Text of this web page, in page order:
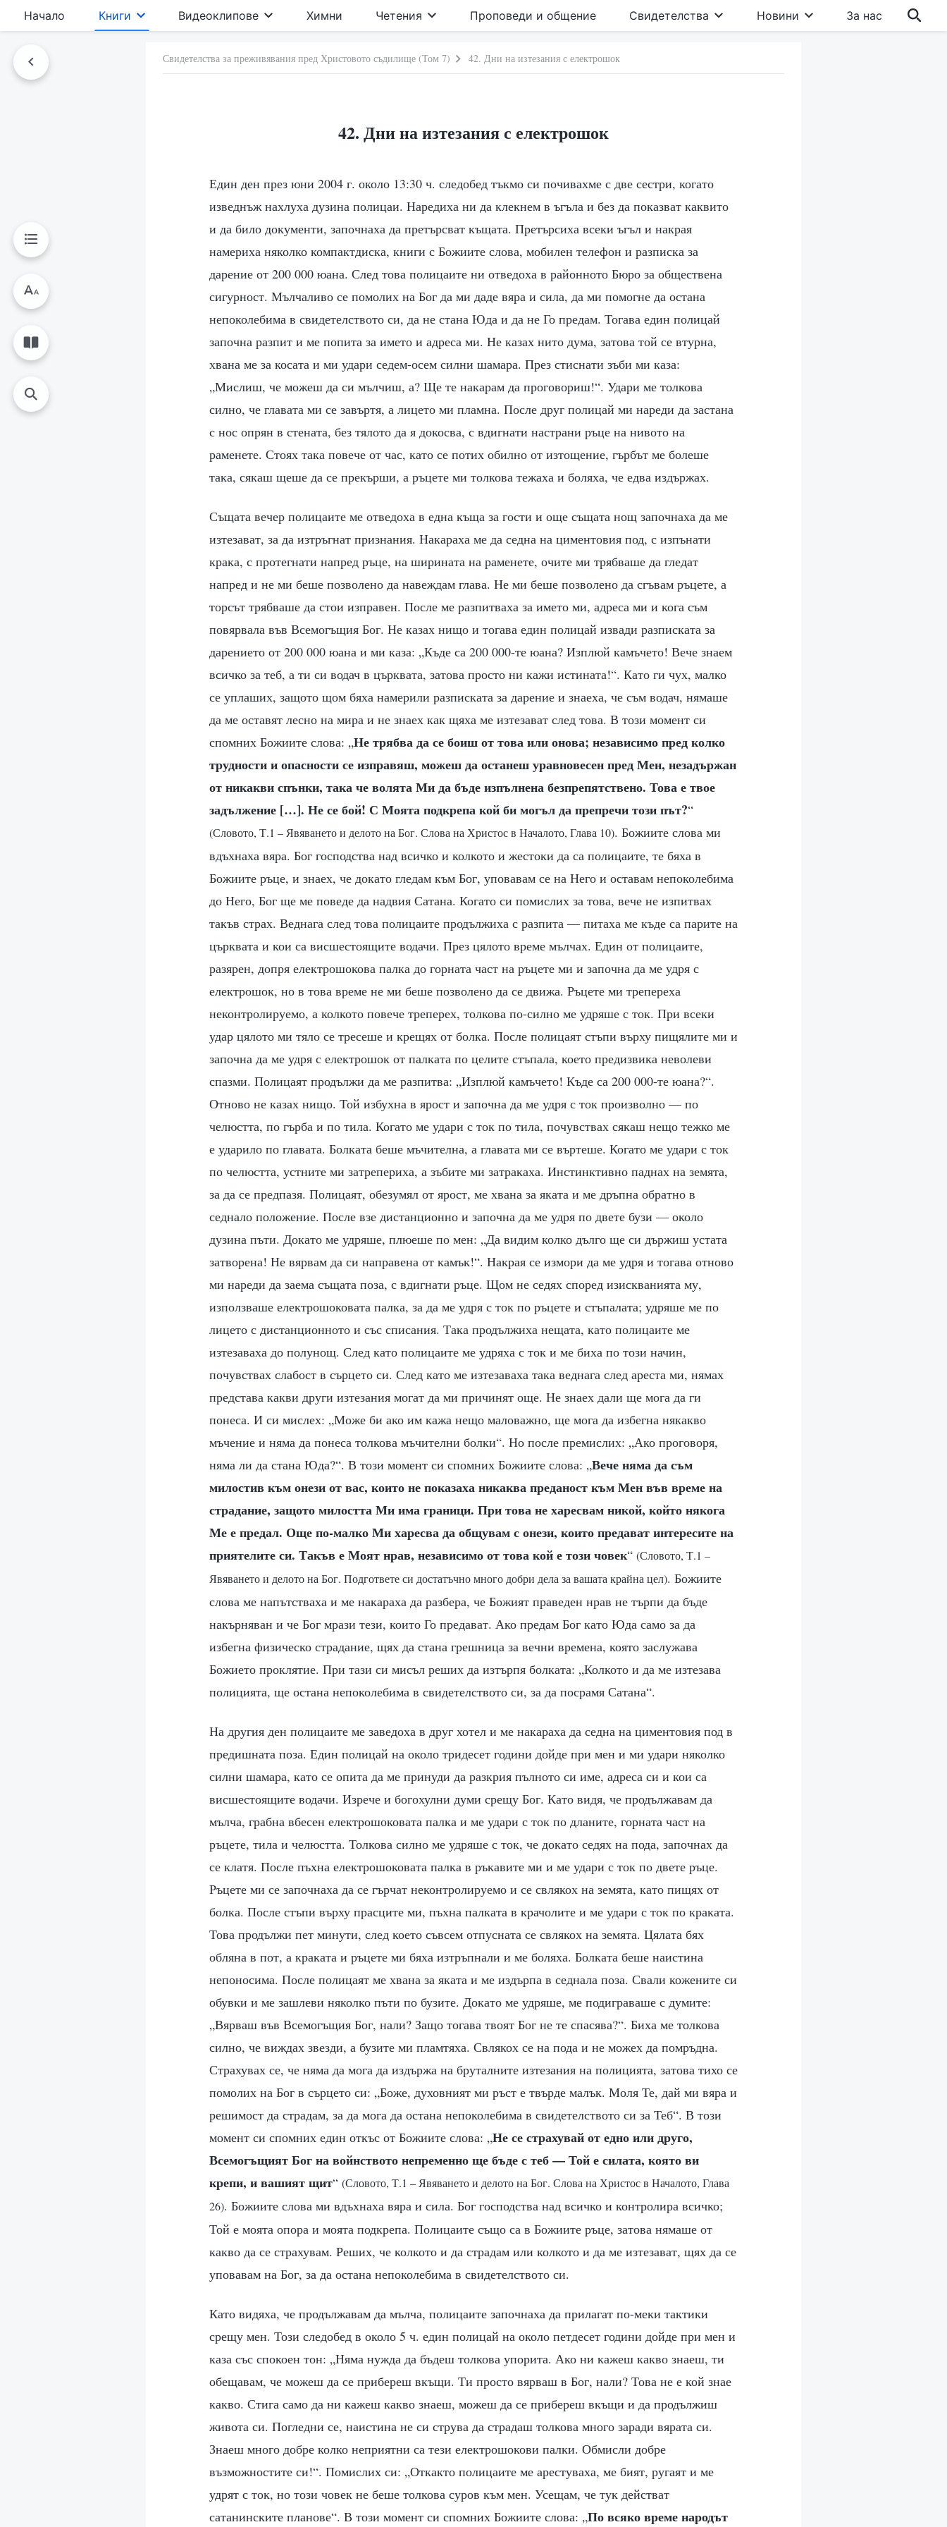
Начало Книги Видеоклипове Химни Четения Проповеди и общение Свидетелства Новини За нас
Свидетелства за преживявания пред Христовото съдилище (Том 7) 42. Дни на изтезания с електрошок
42. Дни на изтезания с електрошок
Един ден през юни 2004 г. около 13:30 ч. следобед тъкмо си почивахме с две сестри, когато
изведнъж нахлуха дузина полицаи. Наредиха ни да клекнем в ъгъла и без да показват каквито
и да било документи, започнаха да претърсват къщата. Претърсиха всеки ъгъл и накрая
намериха няколко компактдиска, книги с Божиите слова, мобилен телефон и разписка за
дарение от 200 000 юана. След това полицаите ни отведоха в районното Бюро за обществена
сигурност. Мълчаливо се помолих на Бог да ми даде вяра и сила, да ми помогне да остана
непоколебима в свидетелството си, да не стана Юда и да не Го предам. Тогава един полицай
започна разпит и ме попита за името и адреса ми. Не казах нито дума, затова той се втурна,
хвана ме за косата и ми удари седем-осем силни шамара. През стиснати зъби ми каза:
„Мислиш, че можеш да си мълчиш, а? Ще те накарам да проговориш!“. Удари ме толкова
силно, че главата ми се завъртя, а лицето ми пламна. После друг полицай ми нареди да застана
с нос опрян в стената, без тялото да я докосва, с вдигнати настрани ръце на нивото на
раменете. Стоях така повече от час, като се потих обилно от изтощение, гърбът ме болеше
така, сякаш щеше да се прекърши, а ръцете ми толкова тежаха и боляха, че едва издържах.
Същата вечер полицаите ме отведоха в една къща за гости и още същата нощ започнаха да ме
изтезават, за да изтръгнат признания. Накараха ме да седна на циментовия под, с изпънати
крака, с протегнати напред ръце, на ширината на раменете, очите ми трябваше да гледат
напред и не ми беше позволено да навеждам глава. Не ми беше позволено да сгъвам ръцете, а
торсът трябваше да стои изправен. После ме разпитваха за името ми, адреса ми и кога съм
повярвала във Всемогъщия Бог. Не казах нищо и тогава един полицай извади разписката за
дарението от 200 000 юана и ми каза: „Къде са 200 000-те юана? Изплюй камъчето! Вече знаем
всичко за теб, а ти си водач в църквата, затова просто ни кажи истината!“. Като ги чух, малко
се уплаших, защото щом бяха намерили разписката за дарение и знаеха, че съм водач, нямаше
да ме оставят лесно на мира и не знаех как щяха ме изтезават след това. В този момент си
спомних Божиите слова: „Не трябва да се боиш от това или онова; независимо пред колко
трудности и опасности се изправяш, можеш да останеш уравновесен пред Мен, незадържан
от никакви спънки, така че волята Ми да бъде изпълнена безпрепятствено. Това е твое
задължение […]. Не се бой! С Моята подкрепа кой би могъл да препречи този път?“
(Словото, Т.1 – Явяването и делото на Бог. Слова на Христос в Началото, Глава 10). Божиите слова ми
вдъхнаха вяра. Бог господства над всичко и колкото и жестоки да са полицаите, те бяха в
Божиите ръце, и знаех, че докато гледам към Бог, уповавам се на Него и оставам непоколебима
до Него, Бог ще ме поведе да надвия Сатана. Когато си помислих за това, вече не изпитвах
такъв страх. Веднага след това полицаите продължиха с разпита — питаха ме къде са парите на
църквата и кои са висшестоящите водачи. През цялото време мълчах. Един от полицаите,
разярен, допря електрошокова палка до горната част на ръцете ми и започна да ме удря с
електрошок, но в това време не ми беше позволено да се движа. Ръцете ми трепереха
неконтролируемо, а колкото повече треперех, толкова по-силно ме удряше с ток. При всеки
удар цялото ми тяло се тресеше и крещях от болка. После полицаят стъпи върху пищялите ми и
започна да ме удря с електрошок от палката по целите стъпала, което предизвика неволеви
спазми. Полицаят продължи да ме разпитва: „Изплюй камъчето! Къде са 200 000-те юана?“.
Отново не казах нищо. Той избухна в ярост и започна да ме удря с ток произволно — по
челюстта, по гърба и по тила. Когато ме удари с ток по тила, почувствах сякаш нещо тежко ме
е ударило по главата. Болката беше мъчителна, а главата ми се въртеше. Когато ме удари с ток
по челюстта, устните ми затрепериха, а зъбите ми затракаха. Инстинктивно паднах на земята,
за да се предпазя. Полицаят, обезумял от ярост, ме хвана за яката и ме дръпна обратно в
седнало положение. После взе дистанционно и започна да ме удря по двете бузи — около
дузина пъти. Докато ме удряше, плюеше по мен: „Да видим колко дълго ще си държиш устата
затворена! Не вярвам да си направена от камък!“. Накрая се измори да ме удря и тогава отново
ми нареди да заема същата поза, с вдигнати ръце. Щом не седях според изискванията му,
използваше електрошоковата палка, за да ме удря с ток по ръцете и стъпалата; удряше ме по
лицето с дистанционното и със списания. Така продължиха нещата, като полицаите ме
изтезаваха до полунощ. След като полицаите ме удряха с ток и ме биха по този начин,
почувствах слабост в сърцето си. След като ме изтезаваха така веднага след ареста ми, нямах
представа какви други изтезания могат да ми причинят още. Не знаех дали ще мога да ги
понеса. И си мислех: „Може би ако им кажа нещо маловажно, ще мога да избегна някакво
мъчение и няма да понеса толкова мъчителни болки“. Но после премислих: „Ако проговоря,
няма ли да стана Юда?“. В този момент си спомних Божиите слова: „Вече няма да съм
милостив към онези от вас, които не показаха никаква преданост към Мен във време на
страдание, защото милостта Ми има граници. При това не харесвам никой, който някога
Ме е предал. Още по-малко Ми харесва да общувам с онези, които предават интересите на
приятелите си. Такъв е Моят нрав, независимо от това кой е този човек“ (Словото, Т.1 –
Явяването и делото на Бог. Подгответе си достатъчно много добри дела за вашата крайна цел). Божиите
слова ме напътстваха и ме накараха да разбера, че Божият праведен нрав не търпи да бъде
накърняван и че Бог мрази тези, които Го предават. Ако предам Бог като Юда само за да
избегна физическо страдание, щях да стана грешница за вечни времена, която заслужава
Божието проклятие. При тази си мисъл реших да изтърпя болката: „Колкото и да ме изтезава
полицията, ще остана непоколебима в свидетелството си, за да посрамя Сатана“.
На другия ден полицаите ме заведоха в друг хотел и ме накараха да седна на циментовия под в
предишната поза. Един полицай на около тридесет години дойде при мен и ми удари няколко
силни шамара, като се опита да ме принуди да разкрия пълното си име, адреса си и кои са
висшестоящите водачи. Изрече и богохулни думи срещу Бог. Като видя, че продължавам да
мълча, грабна вбесен електрошоковата палка и ме удари с ток по дланите, горната част на
ръцете, тила и челюстта. Толкова силно ме удряше с ток, че докато седях на пода, започнах да
се клатя. После пъхна електрошоковата палка в ръкавите ми и ме удари с ток по двете ръце.
Ръцете ми се започнаха да се гърчат неконтролируемо и се свлякох на земята, като пищях от
болка. После стъпи върху прасците ми, пъхна палката в крачолите и ме удари с ток по краката.
Това продължи пет минути, след което съвсем отпусната се свлякох на земята. Цялата бях
обляна в пот, а краката и ръцете ми бяха изтръпнали и ме боляха. Болката беше наистина
непоносима. После полицаят ме хвана за яката и ме издърпа в седнала поза. Свали кожените си
обувки и ме зашлеви няколко пъти по бузите. Докато ме удряше, ме подиграваше с думите:
„Вярваш във Всемогъщия Бог, нали? Защо тогава твоят Бог не те спасява?“. Биха ме толкова
силно, че виждах звезди, а бузите ми пламтяха. Свлякох се на пода и не можех да помръдна.
Страхувах се, че няма да мога да издържа на бруталните изтезания на полицията, затова тихо се
помолих на Бог в сърцето си: „Боже, духовният ми ръст е твърде малък. Моля Те, дай ми вяра и
решимост да страдам, за да мога да остана непоколебима в свидетелството си за Теб“. В този
момент си спомних един откъс от Божиите слова: „Не се страхувай от едно или друго,
Всемогъщият Бог на войнството непременно ще бъде с теб — Той е силата, която ви
крепи, и вашият щит“ (Словото, Т.1 – Явяването и делото на Бог. Слова на Христос в Началото, Глава
26). Божиите слова ми вдъхнаха вяра и сила. Бог господства над всичко и контролира всичко;
Той е моята опора и моята подкрепа. Полицаите също са в Божиите ръце, затова нямаше от
какво да се страхувам. Реших, че колкото и да страдам или колкото и да ме изтезават, щях да се
уповавам на Бог, за да остана непоколебима в свидетелството си.
Като видяха, че продължавам да мълча, полицаите започнаха да прилагат по-меки тактики
срещу мен. Този следобед в около 5 ч. един полицай на около петдесет години дойде при мен и
каза със спокоен тон: „Няма нужда да бъдеш толкова упорита. Ако ни кажеш какво знаеш, ти
обещавам, че можеш да се прибереш вкъщи. Ти просто вярваш в Бог, нали? Това не е кой знае
какво. Стига само да ни кажеш какво знаеш, можеш да се прибереш вкъщи и да продължиш
живота си. Погледни се, наистина не си струва да страдаш толкова много заради вярата си.
Знаеш много добре колко неприятни са тези електрошокови палки. Обмисли добре
възможностите си!“. Помислих си: „Откакто полицаите ме арестуваха, ме бият, ругаят и ме
удрят с ток, но този човек не беше толкова суров към мен. Усещам, че тук действат
сатанинските планове“. В този момент си спомних Божиите слова: „По всяко време народът